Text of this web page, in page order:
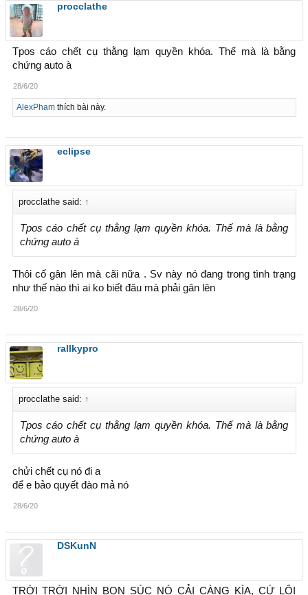
procclathe
Tpos cáo chết cụ thằng lạm quyền khóa. Thế mà là bằng
chứng auto à
28/6/20
AlexPhamthích bài này.
eclipse
procclathe said: ↑
Tpos cáo chết cụ thằng lạm quyền khóa. Thế mà là bằng
chứng auto à
Thôi cố gân lên mà cãi nữa . Sv này nó đang trong tình trạng
như thế nào thì ai ko biết đâu mà phải gân lên
28/6/20
rallkypro
procclathe said: ↑
Tpos cáo chết cụ thằng lạm quyền khóa. Thế mà là bằng
chứng auto à
chửi chết cụ nó đi a
để e bảo quyết đào mả nó
28/6/20
DSKunN
TRỜI TRỜI NHÌN BỌN SÚC NÓ CẢI CÀNG KÌA, CỨ LÔI